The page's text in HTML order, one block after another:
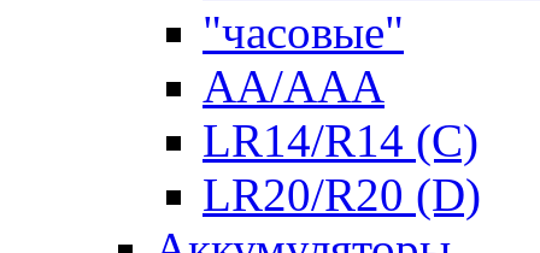
"часовые"
AA/AAA
LR14/R14 (C)
LR20/R20 (D)